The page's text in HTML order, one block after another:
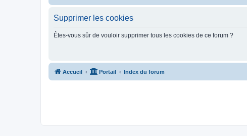
Supprimer les cookies
Êtes-vous sûr de vouloir supprimer tous les cookies de ce forum ?
Accueil Portail Index du forum